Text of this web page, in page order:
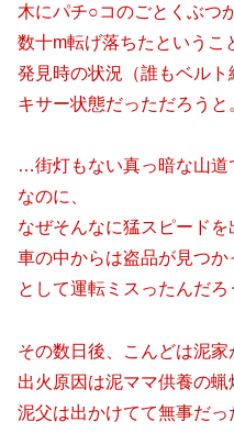
木にパチ○コのごとくぶつ
数十m転げ落ちたというこ
発見時の状況（誰もベルト
キサー状態だっただろうと
…街灯もない真っ暗な山道
なのに、
なぜそんなに猛スピードを
車の中からは盗品が見つ
として運転ミスったんだろ
その数日後、こんどは泥家
出火原因は泥ママ供養の蝋
泥父は出かけてて無事だ